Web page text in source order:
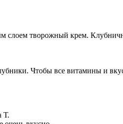
слоем творожный крем.
Чтобы все витамины и
Т.